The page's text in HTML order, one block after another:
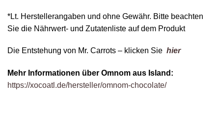
*Lt. Herstellerangaben und ohne Gewähr. Bitte beachten
Sie die Nährwert- und Zutatenliste auf dem Produkt
Die Entstehung von Mr. Carrots – klicken Sie hier
Mehr Informationen über Omnom aus Island:
https://xocoatl.de/hersteller/omnom-chocolate/